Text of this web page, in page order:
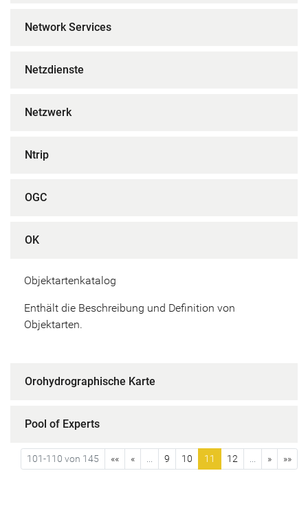
Network Services
Netzdienste
Netzwerk
Ntrip
OGC
OK
Objektartenkatalog
Enthält die Beschreibung und Definition von
Objektarten.
Orohydrographische Karte
Pool of Experts
101-110 von 145 «« « 9 10 11 12 » »»